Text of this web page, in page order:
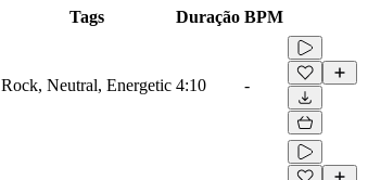
Tags Duração BPM
Rock, Neutral, Energetic 4:10 -